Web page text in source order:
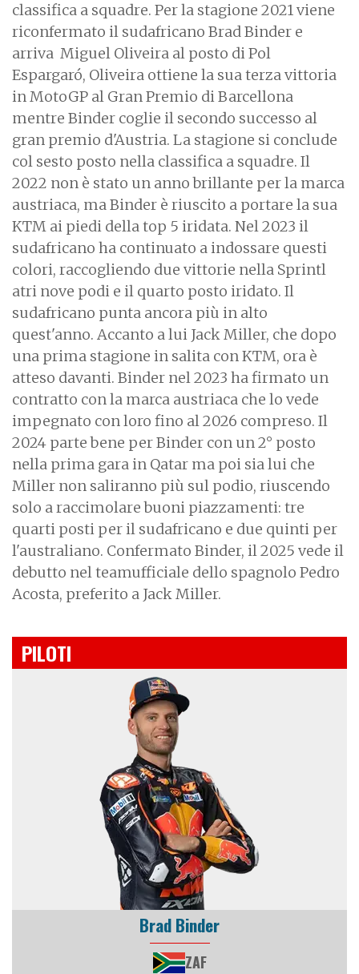
classifica a squadre. Per la stagione 2021 viene
riconfermato il sudafricano Brad Binder e
arriva Miguel Oliveira al posto di Pol
Espargaró, Oliveira ottiene la sua terza vittoria
in MotoGP al Gran Premio di Barcellona
mentre Binder coglie il secondo successo al
gran premio d'Austria. La stagione si conclude
col sesto posto nella classifica a squadre. Il
2022 non è stato un anno brillante per la marca
austriaca, ma Binder è riuscito a portare la sua
KTM ai piedi della top 5 iridata. Nel 2023 il
sudafricano ha continuato a indossare questi
colori, raccogliendo due vittorie nella Sprintl
atri nove podi e il quarto posto iridato. Il
sudafricano punta ancora più in alto
quest'anno. Accanto a lui Jack Miller, che dopo
una prima stagione in salita con KTM, ora è
atteso davanti. Binder nel 2023 ha firmato un
contratto con la marca austriaca che lo vede
impegnato con loro fino al 2026 compreso. Il
2024 parte bene per Binder con un 2° posto
nella prima gara in Qatar ma poi sia lui che
Miller non saliranno più sul podio, riuscendo
solo a raccimolare buoni piazzamenti: tre
quarti posti per il sudafricano e due quinti per
l'australiano. Confermato Binder, il 2025 vede il
debutto nel teamufficiale dello spagnolo Pedro
Acosta, preferito a Jack Miller.
PILOTI
Brad Binder
ZAF